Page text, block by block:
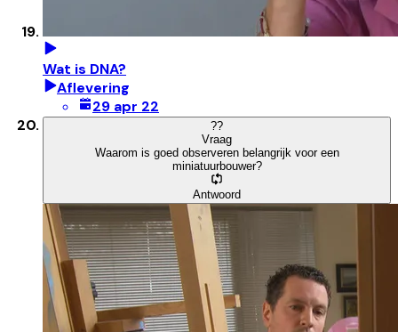
Wat is DNA?
Aflevering
29 apr 22
??
Vraag
Waarom is goed observeren belangrijk voor een
miniatuurbouwer?
Antwoord